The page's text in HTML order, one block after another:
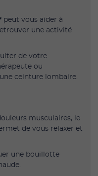
peut vous aider à
une activité
de votre
ou
ceinture lombaire.
musculaires, le
de vous relaxer et
une bouillotte